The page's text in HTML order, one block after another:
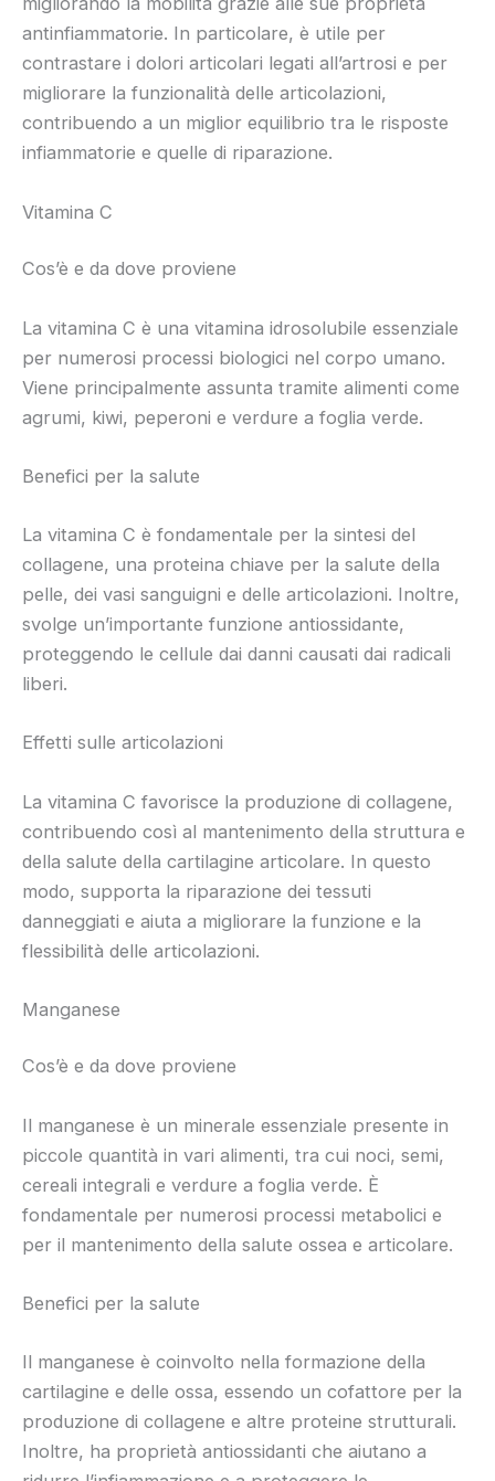
antinfiammatorie. In particolare, è utile per
contrastare i dolori articolari legati all’artrosi e per
migliorare la funzionalità delle articolazioni,
contribuendo a un miglior equilibrio tra le risposte
infiammatorie e quelle di riparazione.
Vitamina C
Cos’è e da dove proviene
La vitamina C è una vitamina idrosolubile essenziale
per numerosi processi biologici nel corpo umano.
Viene principalmente assunta tramite alimenti come
agrumi, kiwi, peperoni e verdure a foglia verde.
Benefici per la salute
La vitamina C è fondamentale per la sintesi del
collagene, una proteina chiave per la salute della
pelle, dei vasi sanguigni e delle articolazioni. Inoltre,
svolge un’importante funzione antiossidante,
proteggendo le cellule dai danni causati dai radicali
liberi.
Effetti sulle articolazioni
La vitamina C favorisce la produzione di collagene,
contribuendo così al mantenimento della struttura e
della salute della cartilagine articolare. In questo
modo, supporta la riparazione dei tessuti
danneggiati e aiuta a migliorare la funzione e la
flessibilità delle articolazioni.
Manganese
Cos’è e da dove proviene
Il manganese è un minerale essenziale presente in
piccole quantità in vari alimenti, tra cui noci, semi,
cereali integrali e verdure a foglia verde. È
fondamentale per numerosi processi metabolici e
per il mantenimento della salute ossea e articolare.
Benefici per la salute
Il manganese è coinvolto nella formazione della
cartilagine e delle ossa, essendo un cofattore per la
produzione di collagene e altre proteine strutturali.
Inoltre, ha proprietà antiossidanti che aiutano a